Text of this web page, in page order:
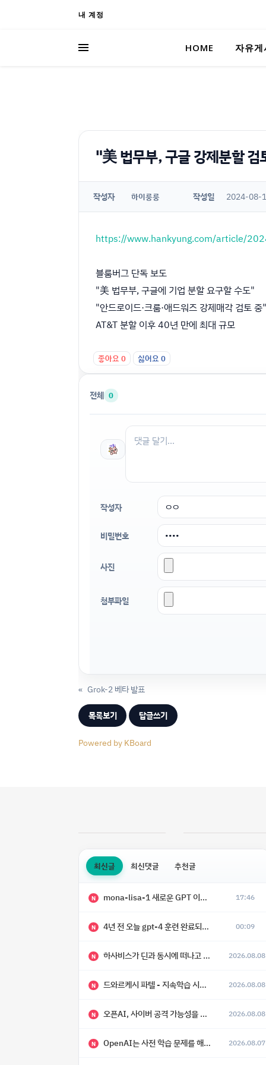
내 계정
HOME 자유게
"美 법무부, 구글 강제분할
작성자 하이룽룽 작성일 2024-08-
https://www.hankyung.com/article/
블룸버그 단독 보도
"美 법무부, 구글에 기업 분할 요구할 수도"
"안드로이드·크룸·애드워즈 강제매각 검토 중"
AT&T 분할 이후 40년 만에 최대 규모
좋아요0 싫어요0
전체 0
작성자
비밀번호
사진
첨부파일
« Grok-2 베타 발표
목록보기 답글쓰기
Powered by KBoard
최신글 최신댓글 추천글
N mona-lisa-1 새로운 GPT 이미지 모델 등장 17:46
N 4년 전 오늘 gpt-4 훈련 완료되었다고 함 00:09
N 하사비스가 딘과 동시에 떠나고 싶어 했다 2026.08.08
N 드와르케시 파텔 - 지속학습 시대에 대한 8가지 예측 2026.08.08
N 오픈AI, 사이버 공격 가능성을 이유로 아스트라 모델 출시 연기 2026.08.08
N OpenAI는 사전 학습 문제를 해결했으며, 'Doug'라는 코드명을 가진 훨씬 더 큰 모델을 활발히 개발 중 2026.08.07